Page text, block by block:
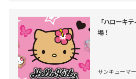
「ハローキ
場！
サンキューマ